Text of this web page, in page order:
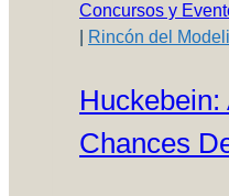
Concursos y
Rincón del
Huckebein:
Chances